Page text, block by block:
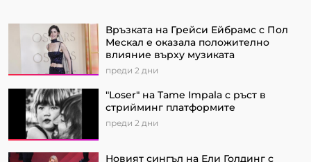
Връзката на Грейси Ейбрамс с Пол
Мескал е оказала положително
влияние върху музиката
преди 2 дни
"Loser" на Tame Impala с ръст в
стрийминг платформите
преди 2 дни
Новият сингъл на Ели Голдинг с